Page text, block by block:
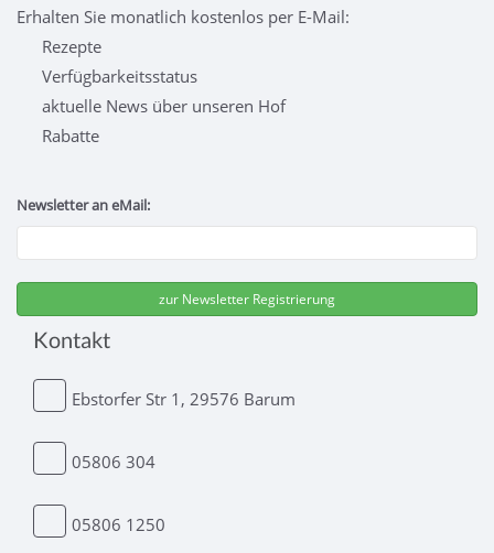
Erhalten Sie monatlich kostenlos per E-Mail:
Rezepte
Verfügbarkeitsstatus
aktuelle News über unseren Hof
Rabatte
Newsletter an eMail:
Kontakt
Ebstorfer Str 1, 29576 Barum
05806 304
05806 1250